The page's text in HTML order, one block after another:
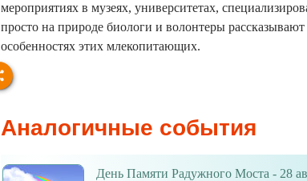
мероприятиях в музеях, университетах,
просто на природе биологи и волонтеры
особенностях этих млекопитающих.
Аналогичные события
День Памяти Радужного Моста - 28